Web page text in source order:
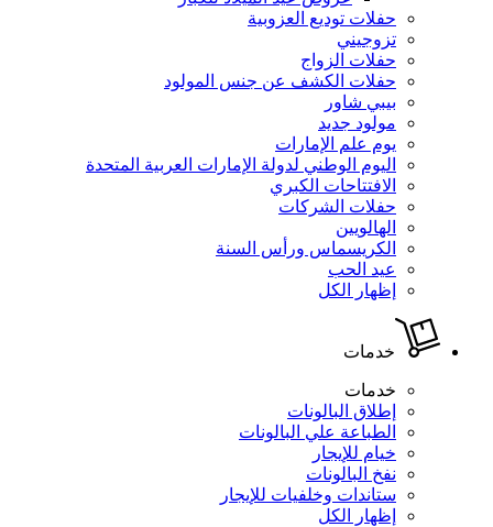
حفلات توديع العزوبية
تزوجيني
حفلات الزواج
حفلات الكشف عن جنس المولود
بيبي شاور
مولود جديد
يوم علم الإمارات
اليوم الوطني لدولة الإمارات العربية المتحدة
الافتتاحات الكبري
حفلات الشركات
الهالويين
الكريسماس ورأس السنة
عيد الحب
إظهار الكل
خدمات
خدمات
إطلاق البالونات
الطباعة علي البالونات
خيام للإيجار
نفخ البالونات
ستاندات وخلفيات للإيجار
إظهار الكل